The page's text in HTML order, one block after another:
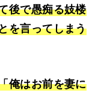
後で愚痴る妓楼
を言ってしまう
俺はお前を妻に